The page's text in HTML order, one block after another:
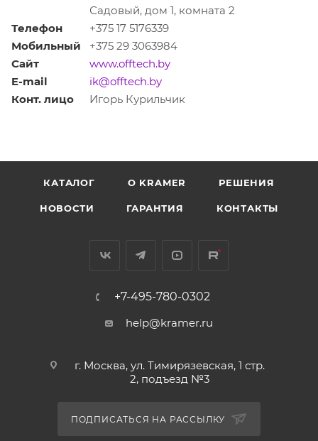
Садовый, дом 1, комната 2
Телефон
+375 17 5176339
Мобильный
+375 29 3063984
Сайт
www.offtech.by
E-mail
ik@offtech.by
Конт. лицо
Игорь Курильчик
КАТАЛОГ O KRAMER РЕШЕНИЯ
НОВОСТИ ГАРАНТИЯ КОНТАКТЫ
+7-495-780-0302
help@kramer.ru
г. Москва, ул. Тимирязевская, 1 стр.
2, подъезд №3
ПОДПИСАТЬСЯ НА РАССЫЛКУ